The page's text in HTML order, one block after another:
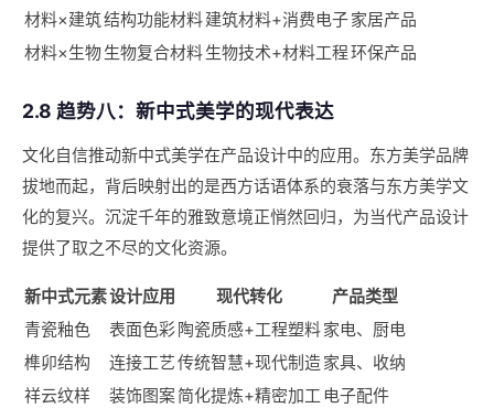
材料×建筑结构功能材料建筑材料+消费电子家居产品
材料×生物生物复合材料生物技术+材料工程环保产品
2.8 趋势八：新中式美学的现代表达
文化自信推动新中式美学在产品设计中的应用。东方美学品牌
拔地而起，背后映射出的是西方话语体系的衰落与东方美学文
化的复兴。沉淀千年的雅致意境正悄然回归，为当代产品设计
提供了取之不尽的文化资源。
新中式元素设计应用 现代转化
产品类型
青瓷釉色
表面色彩 陶瓷质感+工程塑料家电、厨电
榫卯结构
连接工艺传统智慧+现代制造家具、收纳
祥云纹样
装饰图案简化提炼+精密加工 电子配件